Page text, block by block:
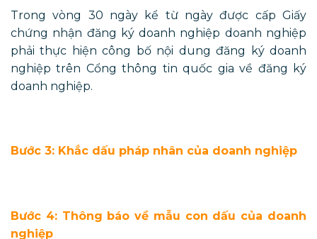
Trong vòng 30 ngày kể từ ngày được cấp Giấy
chứng nhận đăng ký doanh nghiệp doanh nghiệp
phải thực hiện công bố nội dung đăng ký doanh
nghiệp trên Cổng thông tin quốc gia về đăng ký
doanh nghiệp.
Bước 3: Khắc dấu pháp nhân của doanh nghiệp
Bước 4: Thông báo về mẫu con dấu của doanh
nghiệp